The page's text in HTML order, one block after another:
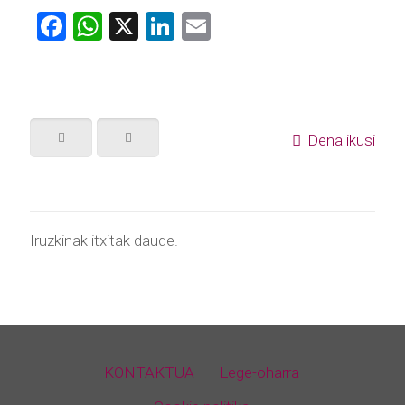
Facebook
WhatsApp
X LinkedIn
Email
Dena ikusi
Iruzkinak itxitak daude.
KONTAKTUA
Lege-oharra